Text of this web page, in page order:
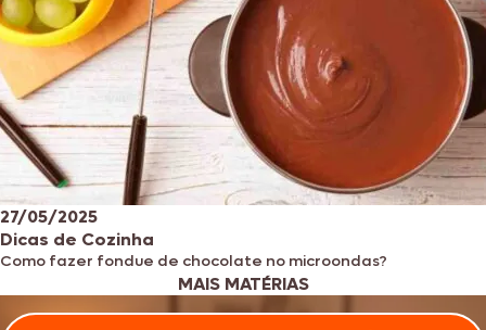
27/05/2025
Dicas de Cozinha
Como fazer fondue de chocolate no microondas?
MAIS MATÉRIAS